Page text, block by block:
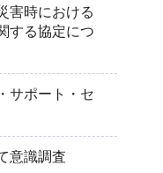
害時における
する協定につ
サポート・セ
意識調査